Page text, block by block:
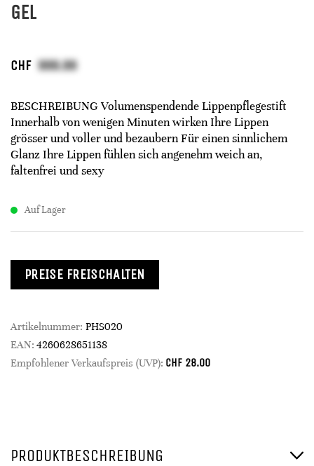
GEL
CHF
BESCHREIBUNG Volumenspendende Lippenpflegestift
Innerhalb von wenigen Minuten wirken Ihre Lippen
grösser und voller und bezaubern Für einen sinnlichem
Glanz Ihre Lippen fühlen sich angenehm weich an,
faltenfrei und sexy
Auf Lager
PREISE FREISCHALTEN
Artikelnummer: PHS020
EAN: 4260628651138
Empfohlener Verkaufspreis (UVP): CHF 28.00
PRODUKTBESCHREIBUNG